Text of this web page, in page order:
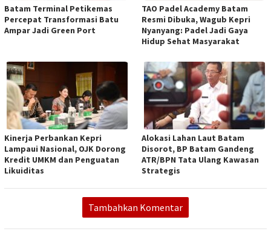
Batam Terminal Petikemas
Percepat Transformasi Batu
Ampar Jadi Green Port
TAO Padel Academy Batam
Resmi Dibuka, Wagub Kepri
Nyanyang: Padel Jadi Gaya
Hidup Sehat Masyarakat
Kinerja Perbankan Kepri
Lampaui Nasional, OJK Dorong
Kredit UMKM dan Penguatan
Likuiditas
Alokasi Lahan Laut Batam
Disorot, BP Batam Gandeng
ATR/BPN Tata Ulang Kawasan
Strategis
Tambahkan Komentar